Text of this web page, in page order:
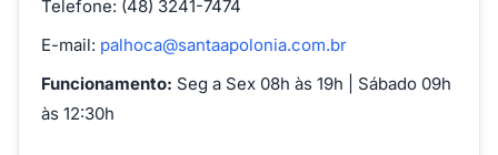
Telefone: (48) 3241-7474
E-mail: palhoca@santaapolonia.com.br
Funcionamento: Seg a Sex 08h às 19h | Sábado 09h
às 12:30h